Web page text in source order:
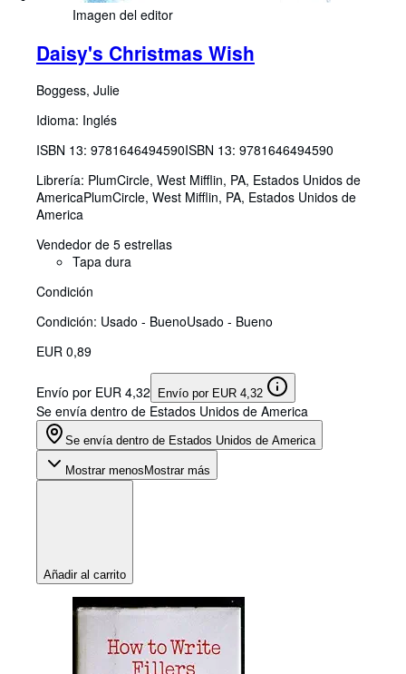
Imagen del editor
Daisy's Christmas Wish
Boggess, Julie
Idioma: Inglés
ISBN 13: 9781646494590ISBN 13: 9781646494590
Librería: PlumCircle, West Mifflin, PA, Estados Unidos de
AmericaPlumCircle, West Mifflin, PA, Estados Unidos de
America
Vendedor de 5 estrellas
Tapa dura
Condición
Condición: Usado - BuenoUsado - Bueno
EUR 0,89
Envío por EUR 4,32 Envío por EUR 4,32
Se envía dentro de Estados Unidos de America
Se envía dentro de Estados Unidos de America
Mostrar menos Mostrar más
Añadir al carrito